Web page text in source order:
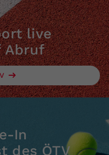
live
Abruf
In
des ÖTV